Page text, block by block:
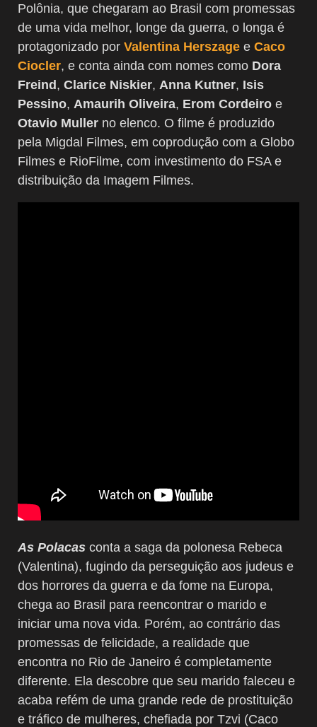
Polônia, que chegaram ao Brasil com promessas
de uma vida melhor, longe da guerra, o longa é
protagonizado por Valentina Herszage e Caco
Ciocler, e conta ainda com nomes como Dora
Freind, Clarice Niskier, Anna Kutner, Isis
Pessino, Amaurih Oliveira, Erom Cordeiro e
Otavio Muller no elenco. O filme é produzido
pela Migdal Filmes, em coprodução com a Globo
Filmes e RioFilme, com investimento do FSA e
distribuição da Imagem Filmes.
As Polacas conta a saga da polonesa Rebeca
(Valentina), fugindo da perseguição aos judeus e
dos horrores da guerra e da fome na Europa,
chega ao Brasil para reencontrar o marido e
iniciar uma nova vida. Porém, ao contrário das
promessas de felicidade, a realidade que
encontra no Rio de Janeiro é completamente
diferente. Ela descobre que seu marido faleceu e
acaba refém de uma grande rede de prostituição
e tráfico de mulheres, chefiada por Tzvi (Caco